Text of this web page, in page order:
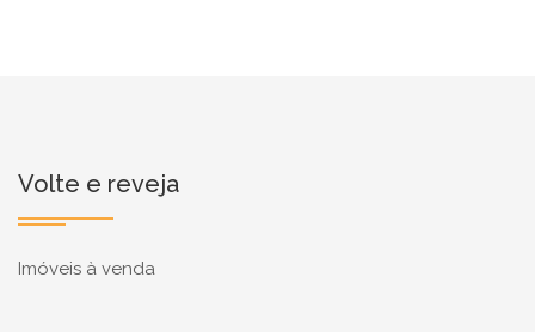
Volte e reveja
Imóveis à venda